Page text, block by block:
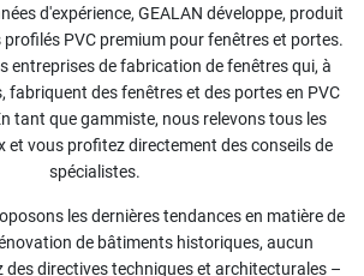
d'expérience, GEALAN développe, produit
PVC premium pour fenêtres et portes.
entreprises de fabrication de fenêtres qui, à
fabriquent des fenêtres et des portes en PVC
tant que gammiste, nous relevons tous les
et vous profitez directement des conseils de
spécialistes.
les dernières tendances en matière de
de bâtiments historiques, aucun
des directives techniques et architecturales –